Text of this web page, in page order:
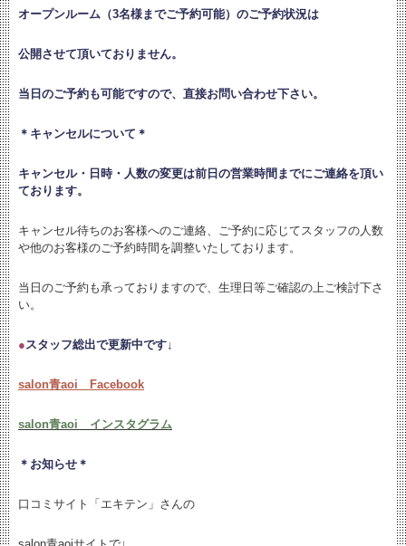
オープンルーム（3名様までご予約可能）のご予約状況は
公開させて頂いておりません。
当日のご予約も可能ですので、直接お問い合わせ下さい。
＊キャンセルについて＊
キャンセル・日時・人数の変更は前日の営業時間までにご連絡を頂い
ております。
キャンセル待ちのお客様へのご連絡、ご予約に応じてスタッフの人数
や他のお客様のご予約時間を調整いたしております。
当日のご予約も承っておりますので、生理日等ご確認の上ご検討下さ
い。
●スタッフ総出で更新中です↓
salon青aoi Facebook
salon青aoi インスタグラム
＊お知らせ＊
口コミサイト「エキテン」さんの